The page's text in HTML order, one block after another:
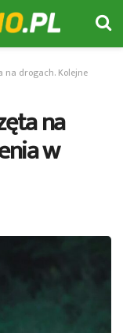
na drogach. Kolejne
na
w